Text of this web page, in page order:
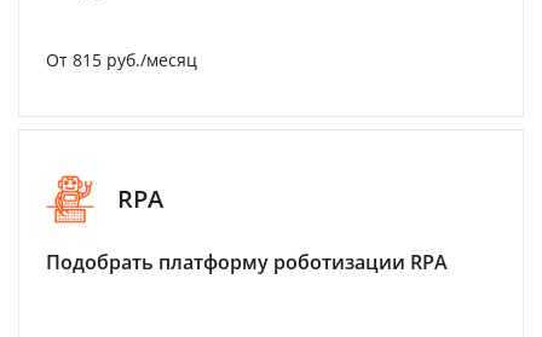
От 815 руб./месяц
RPA
Подобрать платформу роботизации RPA